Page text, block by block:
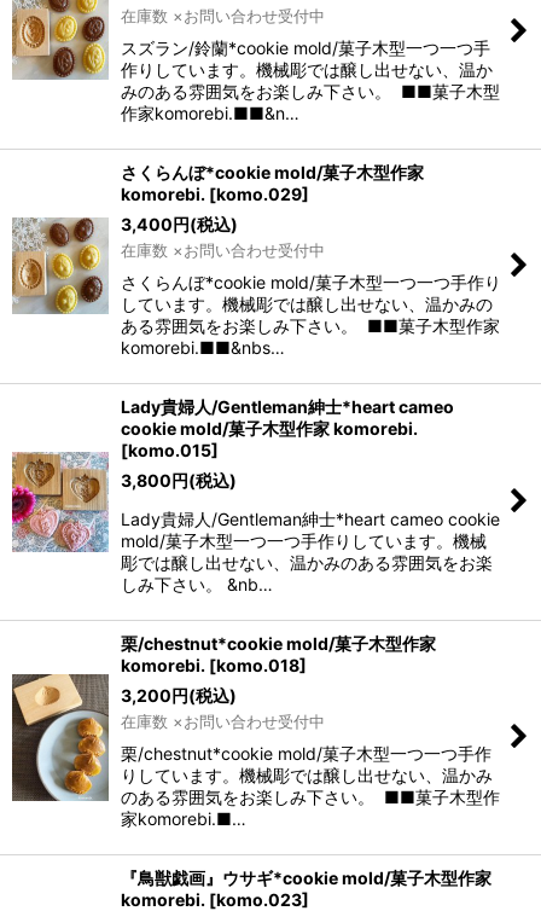
在庫数 ×お問い合わせ受付中
スズラン/鈴蘭*cookie mold/菓子木型一つ一つ手
作りしています。機械彫では醸し出せない、温か
みのある雰囲気をお楽しみ下さい。 ■■菓子木型
作家komorebi.■■&n…
さくらんぼ*cookie mold/菓子木型作家
komorebi. [komo.029]
3,400円(税込)
在庫数 ×お問い合わせ受付中
さくらんぼ*cookie mold/菓子木型一つ一つ手作り
しています。機械彫では醸し出せない、温かみの
ある雰囲気をお楽しみ下さい。 ■■菓子木型作家
komorebi.■■&nbs…
Lady貴婦人/Gentleman紳士*heart cameo
cookie mold/菓子木型作家 komorebi.
[komo.015]
3,800円(税込)
Lady貴婦人/Gentleman紳士*heart cameo cookie
mold/菓子木型一つ一つ手作りしています。機械
彫では醸し出せない、温かみのある雰囲気をお楽
しみ下さい。 &nb…
栗/chestnut*cookie mold/菓子木型作家
komorebi. [komo.018]
3,200円(税込)
在庫数 ×お問い合わせ受付中
栗/chestnut*cookie mold/菓子木型一つ一つ手作
りしています。機械彫では醸し出せない、温かみ
のある雰囲気をお楽しみ下さい。 ■■菓子木型作
家komorebi.■…
『鳥獣戯画』ウサギ*cookie mold/菓子木型作家
komorebi. [komo.023]